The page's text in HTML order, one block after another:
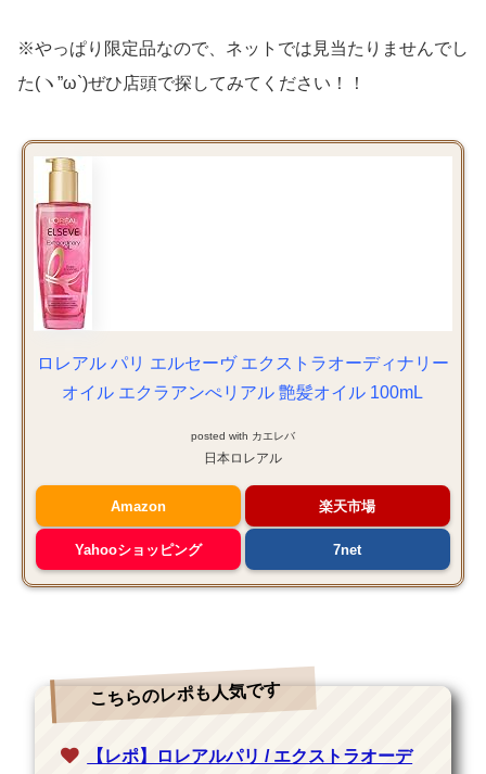
※やっぱり限定品なので、ネットでは見当たりませんでし
た(ヽ”ω`)ぜひ店頭で探してみてください！！
ロレアル パリ エルセーヴ エクストラオーディナリー
オイル エクラアンぺリアル 艶髪オイル 100mL
posted with カエレバ
日本ロレアル
Amazon 楽天市場
Yahooショッピング 7net
こちらのレポも人気です
【レポ】ロレアルパリ / エクストラオーデ